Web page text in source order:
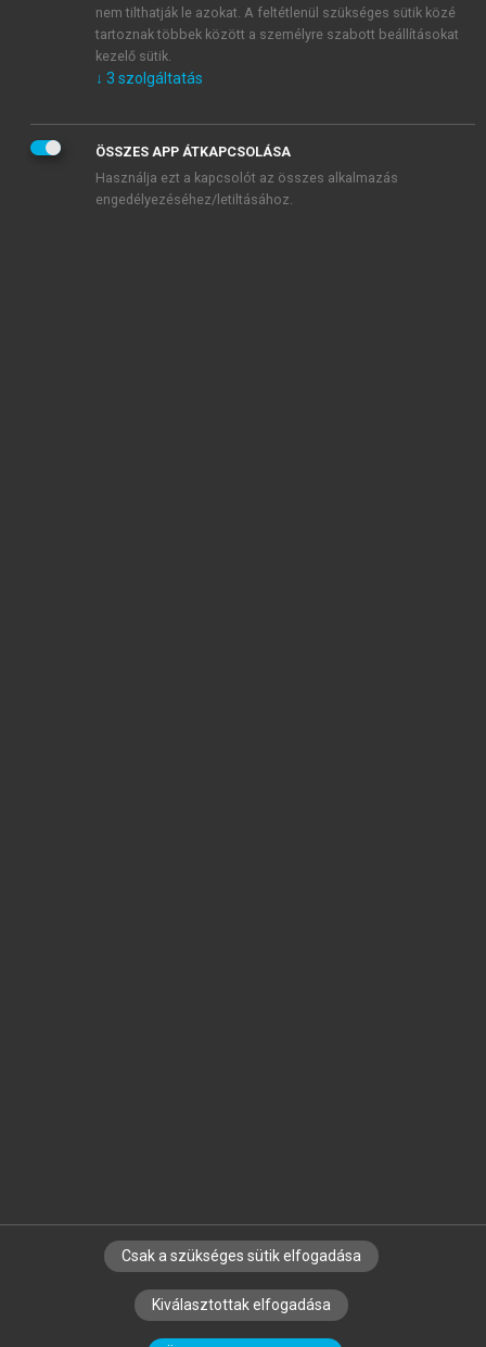
mersz.huoldalak licencszerződéseiben foglaltakat
tudomásul veszem és elfogadom.
KIPRÓBÁLOM
SZERZŐKNEK CÉGEKNEK KÖNYVTÁROSOKNAK
SZERKESZTÉSI ÉS LEKTORÁLÁSI ALAPELVEK
nem tilthatják le azokat. A feltétlenül szükséges sütik közé
tartoznak többek között a személyre szabott beállításokat
kezelő sütik.
↓ 3 szolgáltatás
ÖSSZES APP ÁTKAPCSOLÁSA
Használja ezt a kapcsolót az összes alkalmazás
engedélyezéséhez/letiltásához.
Csak a szükséges sütik elfogadása
Kiválasztottak elfogadása